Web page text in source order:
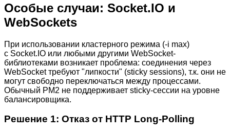
Особые случаи: Socket.IO и
WebSockets
При использовании кластерного режима (-i max)
с Socket.IO или любыми другими WebSocket-
библиотеками возникает проблема: соединения через
WebSocket требуют "липкости" (sticky sessions), т.к. они не
могут свободно переключаться между процессами.
Обычный PM2 не поддерживает sticky-сессии на уровне
балансировщика.
Решение 1: Отказ от HTTP Long-Polling